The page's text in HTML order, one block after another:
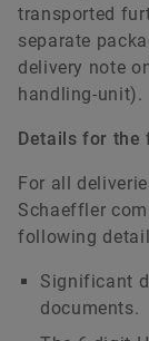
transported
separate
delivery note
handling-unit).
Details for the
For all
Schaeffler
following
Significant
documents.